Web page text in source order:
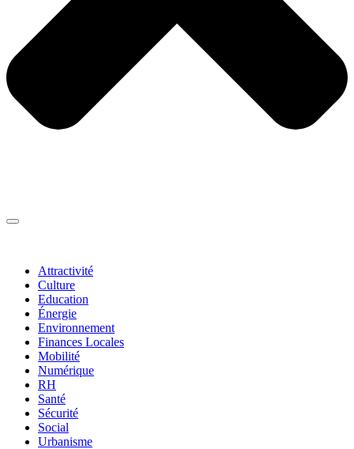
Attractivité
Culture
Education
Énergie
Environnement
Finances Locales
Mobilité
Numérique
RH
Santé
Sécurité
Social
Urbanisme